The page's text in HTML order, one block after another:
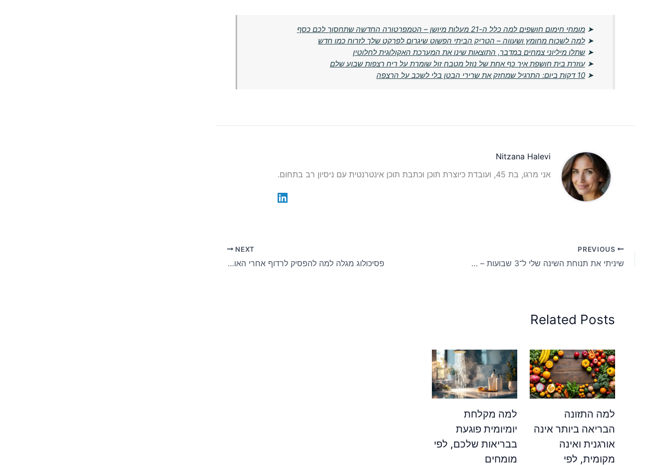
➤מומחי חימום חושפים למה כלל ה-21 מעלות מיושן – הטמפרטורה החדשה שתחסוך לכם כסף
➤למה לשכוח מחומץ ושעווה – הטריק הביתי הפשוט שיגרום לפרקט שלך לזרוח כמו חדש
➤שתלו מיליוני צמחים במדבר, התוצאות שינו את המערכת האקולוגית לחלוטין
➤עוזרת בית חושפת איך כף אחת של נוזל מטבח זול שומרת על ריח רצפות שבוע שלם
➤10 דקות ביום: התרגיל שמחזק את שרירי הבטן בלי לשכב על הרצפה
Nitzana Halevi
אני מרגו, בת 45, ועובדת כיוצרת תוכן וכתבת תוכן אינטרנטית עם ניסיון רב בתחום.
שיניתי את תנוחת השינה שלי ל־3 שבועות – מצב הרוח שלי השתנה
NEXT
פסיכולוג מגלה למה להפסיק לרדוף אחרי האושר מביא הקלה
Related Posts
למה התזונה
הבריאה ביותר אינה
אורגנית ואינה
מקומית, לפי
למה מקלחת
יומיומית פוגעת
בבריאות שלכם, לפי
מומחים